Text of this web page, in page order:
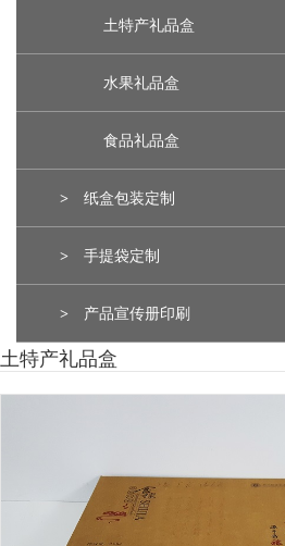
土特产礼品盒
水果礼品盒
食品礼品盒
> 纸盒包装定制
> 手提袋定制
> 产品宣传册印刷
土特产礼品盒